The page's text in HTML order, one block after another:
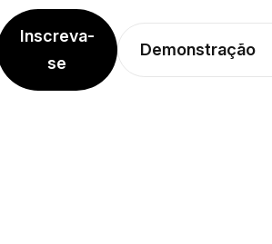
Inscreva-
se
Demonstração